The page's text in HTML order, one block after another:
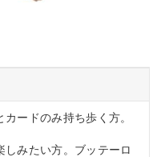
ードのみ持ち歩く方。
しみたい方。ブッテーロ